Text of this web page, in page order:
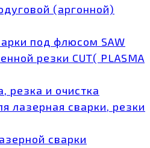
(аргонной)
под флюсом SAW
резки CUT( PLASMA
резка и очистка
лазерная сварки, резки
сварки